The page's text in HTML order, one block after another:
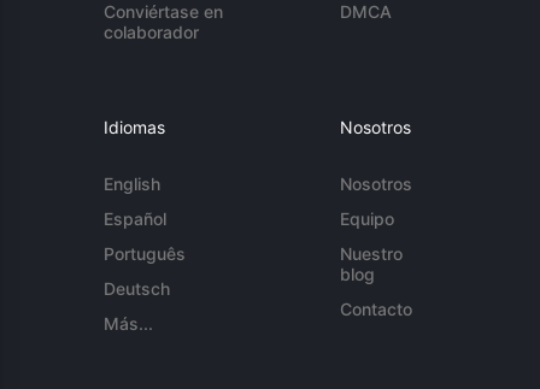
Conviértase en
colaborador
DMCA
Idiomas
English
Español
Português
Deutsch
Más...
Nosotros
Nosotros
Equipo
Nuestro
blog
Contacto